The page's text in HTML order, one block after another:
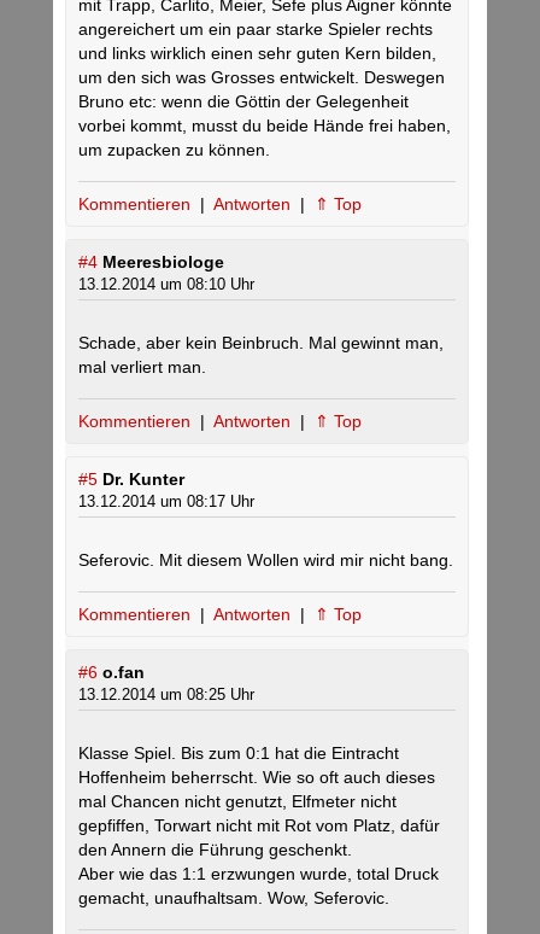
mit Trapp, Carlito, Meier, Sefe plus Aigner könnte
angereichert um ein paar starke Spieler rechts
und links wirklich einen sehr guten Kern bilden,
um den sich was Grosses entwickelt. Deswegen
Bruno etc: wenn die Göttin der Gelegenheit
vorbei kommt, musst du beide Hände frei haben,
um zupacken zu können.
Kommentieren | Antworten | ⇑ Top
#4 Meeresbiologe
13.12.2014 um 08:10 Uhr
Schade, aber kein Beinbruch. Mal gewinnt man,
mal verliert man.
Kommentieren | Antworten | ⇑ Top
#5 Dr. Kunter
13.12.2014 um 08:17 Uhr
Seferovic. Mit diesem Wollen wird mir nicht bang.
Kommentieren | Antworten | ⇑ Top
#6 o.fan
13.12.2014 um 08:25 Uhr
Klasse Spiel. Bis zum 0:1 hat die Eintracht
Hoffenheim beherrscht. Wie so oft auch dieses
mal Chancen nicht genutzt, Elfmeter nicht
gepfiffen, Torwart nicht mit Rot vom Platz, dafür
den Annern die Führung geschenkt.
Aber wie das 1:1 erzwungen wurde, total Druck
gemacht, unaufhaltsam. Wow, Seferovic.